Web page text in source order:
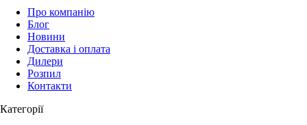
Про компанію
Блог
Новини
Доставка і оплата
Дилери
Розпил
Контакти
Категорії